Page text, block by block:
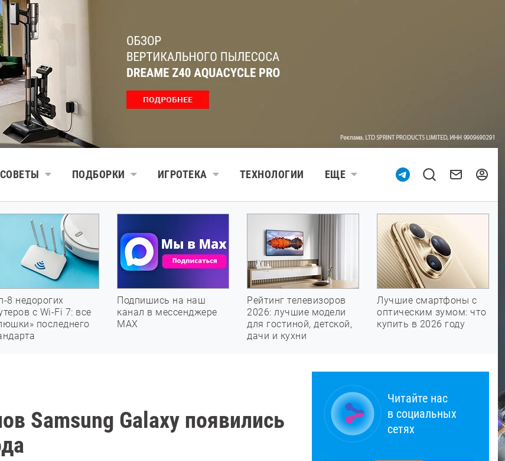
СОВЕТЫ ПОДБОРКИ ИГРОТЕКА ТЕХНОЛОГИИ ЕЩЕ
8 недорогих
с Wi-Fi 7: все
последнего
Подпишись на наш
канал в мессенджере
МАХ
Рейтинг телевизоров
2026: лучшие модели
для гостиной, детской,
дачи и кухни
Лучшие смартфоны с
оптическим зумом: что
купить в 2026 году
Samsung Galaxy появились
Читайте нас
в социальных
сетях